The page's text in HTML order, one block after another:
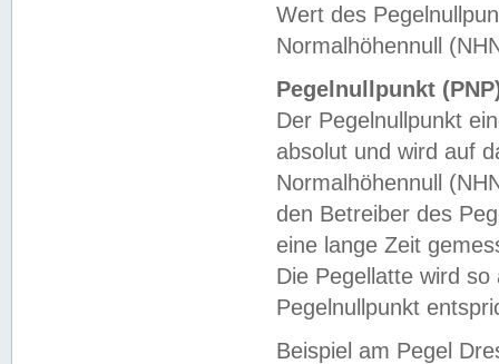
Wert des
Normalhöhennull
Pegelnullpunkt
Der Pegelnullpunkt
absolut und wird auf
Normalhöhennull
den Betreiber des
eine lange Zeit
Die Pegellatte wird
Pegelnullpunkt
Beispiel am Pegel